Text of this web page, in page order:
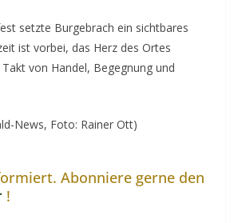
setzte Burgebrach ein sichtbares
ist vorbei, das Herz des Ortes
von Handel, Begegnung und
News, Foto: Rainer Ott)
Abonniere gerne den
!